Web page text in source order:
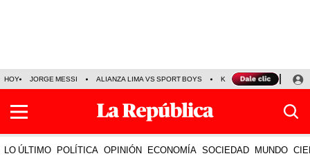
HOY JORGE MESSI ALIANZA LIMA VS SPORT BOYS KENJI FUJIMORI
LO ÚLTIMO POLÍTICA OPINIÓN ECONOMÍA SOCIEDAD MUNDO